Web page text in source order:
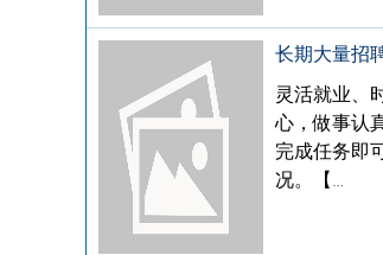
长期大量招
灵活就业、
心，做事认
完成任务即
况。【…